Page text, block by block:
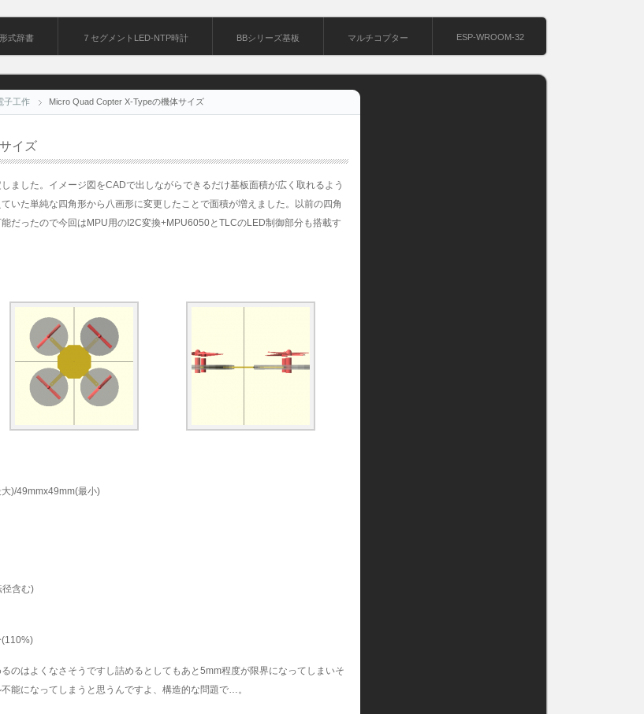
式辞書 ７セグメントLED-NTP時計 BBシリーズ基板 マルチコプター ESP-WROOM-32
子工作 Micro Quad Copter X-Typeの機体サイズ
イズ
ました。イメージ図をCADで出しながらできるだけ基板面積が広く取れるよう
いた単純な四角形から八画形に変更したことで面積が増えました。以前の四角
だったので今回はMPU用のI2C変換+MPU6050とTLCのLED制御部分も搭載す
)/49mmx49mm(最小)
径含む)
のはよくなさそうですし詰めるとしてもあと5mm程度が限界になってしまいそ
能になってしまうと思うんですよ、構造的な問題で…。